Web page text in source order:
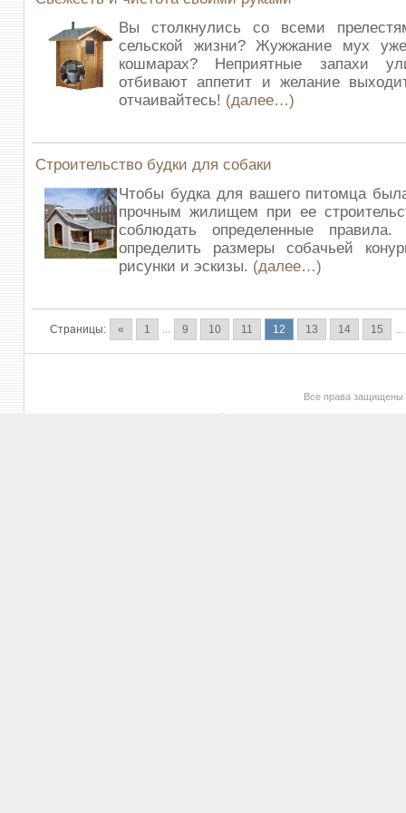
Вы столкнулись со всеми
сельской жизни? Жужжание мух
кошмарах? Неприятные запахи
отбивают аппетит и желание
отчаивайтесь! (далее…)
Строительство будки для собаки
Чтобы будка для вашего питомца
прочным жилищем при ее
соблюдать определенные правила.
определить размеры собачьей
рисунки и эскизы. (далее…)
Страницы: « 1 ... 9 10 11 12 13 14 15 ...
Все права